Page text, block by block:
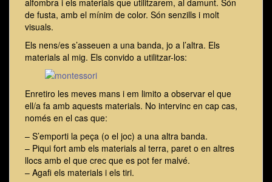
de fusta, amb el mínim de color. Són senzills i molt
visuals.
Els nens/es s’asseuen a una banda, jo a l’altra. Els
materials al mig. Els convido a utilitzar-los:
Enretiro les meves mans i em limito a observar el que
ell/a fa amb aquests materials. No intervinc en cap cas,
només en el cas que:
– S’emporti la peça (o el joc) a una altra banda.
– Piqui fort amb els materials al terra, paret o en altres
llocs amb el que crec que es pot fer malvé.
– Agafi els materials i els tiri.